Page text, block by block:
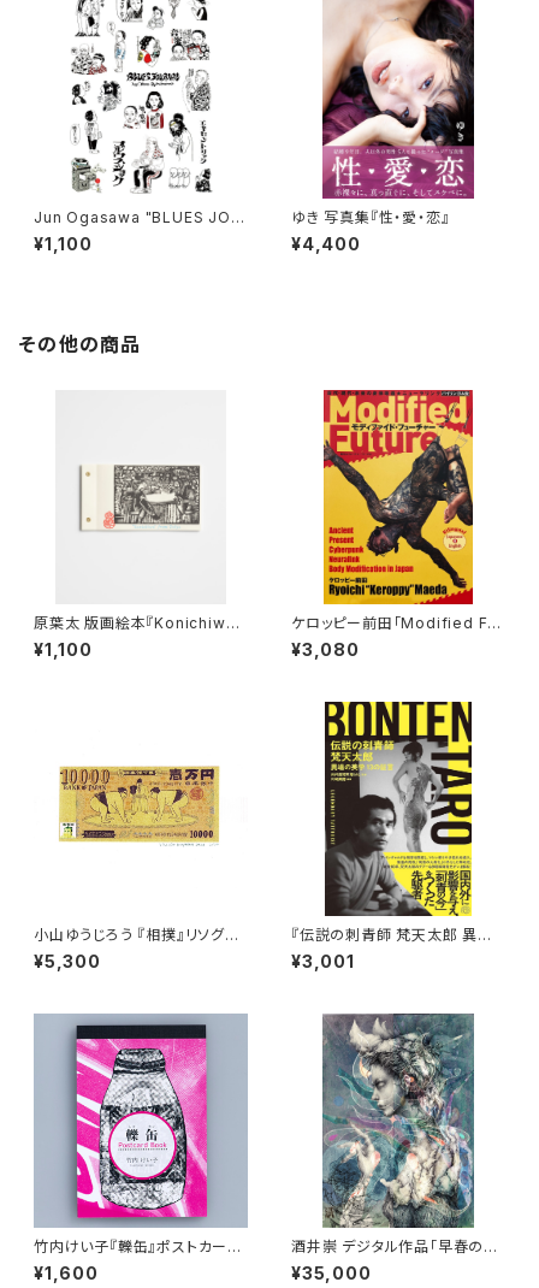
Jun Ogasawa "BLUES JOU
NAL" ステッカーシート
¥1,100
ゆき 写真集『性・愛・恋』
¥4,400
その他の商品
原葉太 版画絵本『Konichiwa f
rom Tokyo』
¥1,100
ケロッピー前田「Modified Fut
ure モディファイド・フューチャ
ー」サイン本
¥3,080
小山ゆうじろう 『相撲』リソグラ
フ 額なし
¥5,300
『伝説の刺青師 梵天太郎 異端
の美学 13の証言』
¥3,001
竹内けい子『轢缶』ポストカード
ブック
¥1,600
酒井崇 デジタル作品「早春の品
貞女（しなさだめ）」ジークレー
¥35,000